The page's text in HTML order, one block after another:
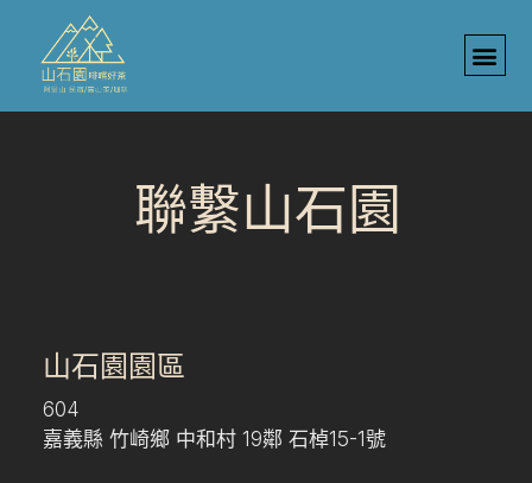
聯繫山石園
山石園園區
604
嘉義縣 竹崎鄉 中和村 19鄰 石棹15-1號